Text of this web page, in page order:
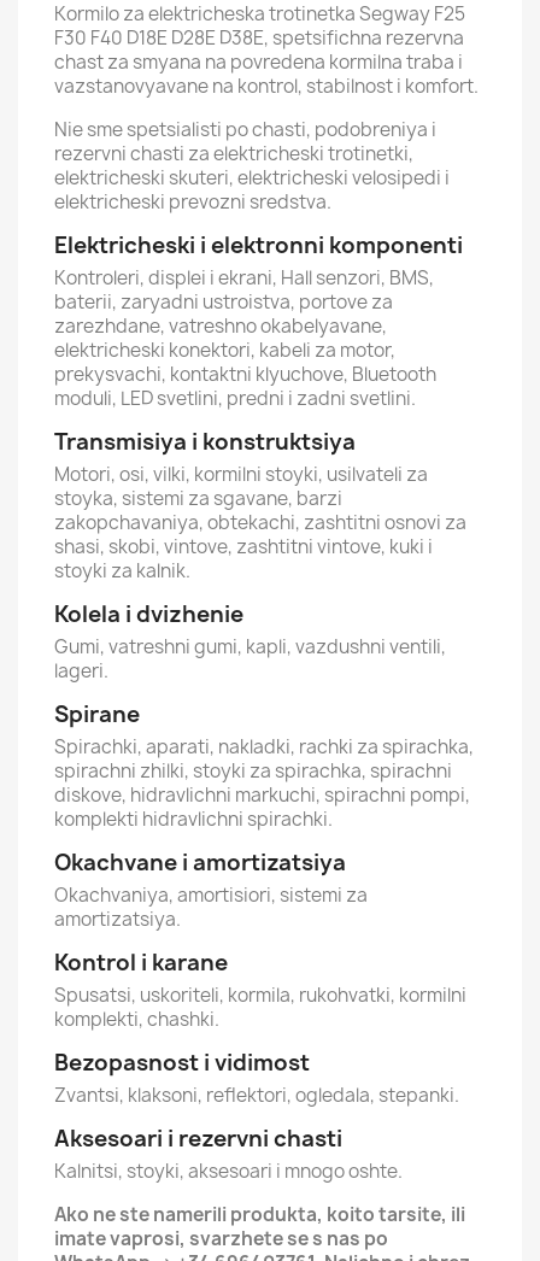
Kormilo za elektricheska trotinetka Segway F25
F30 F40 D18E D28E D38E, spetsifichna rezervna
chast za smyana na povredena kormilna traba i
vazstanovyavane na kontrol, stabilnost i komfort.
Nie sme spetsialisti po chasti, podobreniya i
rezervni chasti za elektricheski trotinetki,
elektricheski skuteri, elektricheski velosipedi i
elektricheski prevozni sredstva.
Elektricheski i elektronni komponenti
Kontroleri, displei i ekrani, Hall senzori, BMS,
baterii, zaryadni ustroistva, portove za
zarezhdane, vatreshno okabelyavane,
elektricheski konektori, kabeli za motor,
prekysvachi, kontaktni klyuchove, Bluetooth
moduli, LED svetlini, predni i zadni svetlini.
Transmisiya i konstruktsiya
Motori, osi, vilki, kormilni stoyki, usilvateli za
stoyka, sistemi za sgavane, barzi
zakopchavaniya, obtekachi, zashtitni osnovi za
shasi, skobi, vintove, zashtitni vintove, kuki i
stoyki za kalnik.
Kolela i dvizhenie
Gumi, vatreshni gumi, kapli, vazdushni ventili,
lageri.
Spirane
Spirachki, aparati, nakladki, rachki za spirachka,
spirachni zhilki, stoyki za spirachka, spirachni
diskove, hidravlichni markuchi, spirachni pompi,
komplekti hidravlichni spirachki.
Okachvane i amortizatsiya
Okachvaniya, amortisiori, sistemi za
amortizatsiya.
Kontrol i karane
Spusatsi, uskoriteli, kormila, rukohvatki, kormilni
komplekti, chashki.
Bezopasnost i vidimost
Zvantsi, klaksoni, reflektori, ogledala, stepanki.
Aksesoari i rezervni chasti
Kalnitsi, stoyki, aksesoari i mnogo oshte.
Ako ne ste namerili produkta, koito tarsite, ili
imate vaprosi, svarzhete se s nas po